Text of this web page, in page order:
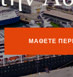
ΜΑΘΕΤΕ